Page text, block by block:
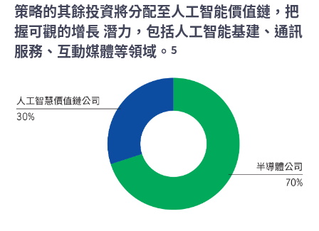
策略的其餘投資將分配至人工智能價值鏈，把
握可觀的增長 潛力，包括人工智能基建、通訊
服務、互動媒體等領域。 5